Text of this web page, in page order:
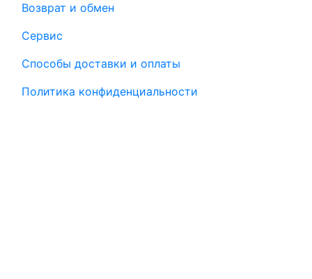
Возврат и обмен
Сервис
Способы доставки и оплаты
Политика конфиденциальности